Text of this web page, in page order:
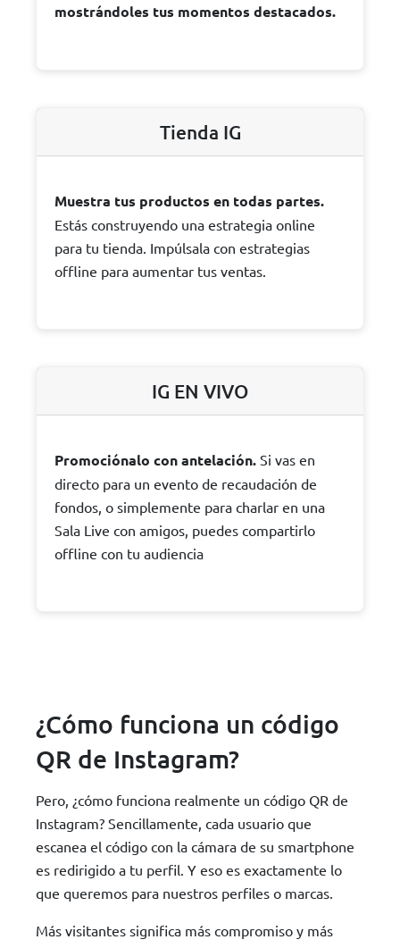
mostrándoles tus momentos destacados.
Tienda IG
Muestra tus productos en todas partes.
Estás construyendo una estrategia online
para tu tienda. Impúlsala con estrategias
offline para aumentar tus ventas.
IG EN VIVO
Promociónalo con antelación. Si vas en
directo para un evento de recaudación de
fondos, o simplemente para charlar en una
Sala Live con amigos, puedes compartirlo
offline con tu audiencia
¿Cómo funciona un código
QR de Instagram?
Pero, ¿cómo funciona realmente un código QR de
Instagram? Sencillamente, cada usuario que
escanea el código con la cámara de su smartphone
es redirigido a tu perfil. Y eso es exactamente lo
que queremos para nuestros perfiles o marcas.
Más visitantes significa más compromiso y más